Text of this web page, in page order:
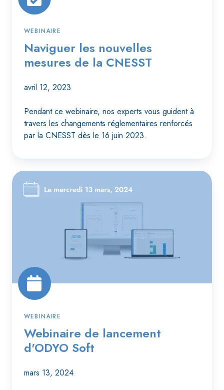
WEBINAIRE
Naviguer les nouvelles
mesures de la CNESST
avril 12, 2023
Pendant ce webinaire, nos experts vous guident à
travers les changements réglementaires renforcés
par la CNESST dès le 16 juin 2023.
Webinaire
WEBINAIRE
Webinaire de lancement
d'ODYO Soft
mars 13, 2024